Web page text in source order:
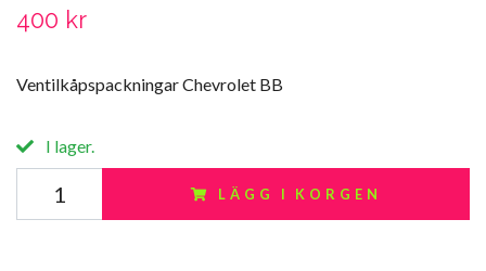
400 kr
Ventilkåpspackningar Chevrolet BB
I lager.
LÄGG I KORGEN